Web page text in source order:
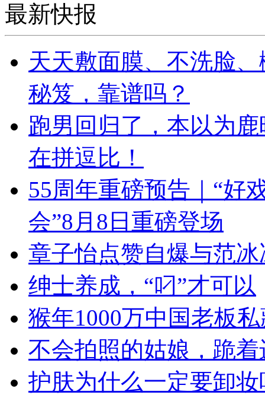
最新快报
天天敷面膜、不洗脸
秘笈，靠谱吗？
跑男回归了，本以为
在拼逗比！
55周年重磅预告｜“好
会”8月8日重磅登场
章子怡点赞自爆与范
绅士养成，“叼”才可以
猴年1000万中国老板
不会拍照的姑娘，跪着
护肤为什么一定要卸妆